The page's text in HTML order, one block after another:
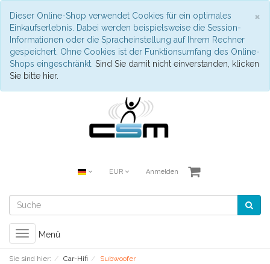
×
Dieser Online-Shop verwendet Cookies für ein optimales
Einkaufserlebnis. Dabei werden beispielsweise die Session-
Informationen oder die Spracheinstellung auf Ihrem Rechner
gespeichert. Ohne Cookies ist der Funktionsumfang des Online-
Shops eingeschränkt. Sind Sie damit nicht einverstanden, klicken
Sie bitte hier.
EUR Anmelden
Toggle
navigation
Menü
Sie sind hier: Car-Hifi Subwoofer